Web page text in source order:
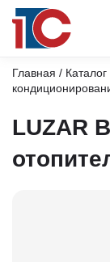
Главная / Каталог
LUZAR